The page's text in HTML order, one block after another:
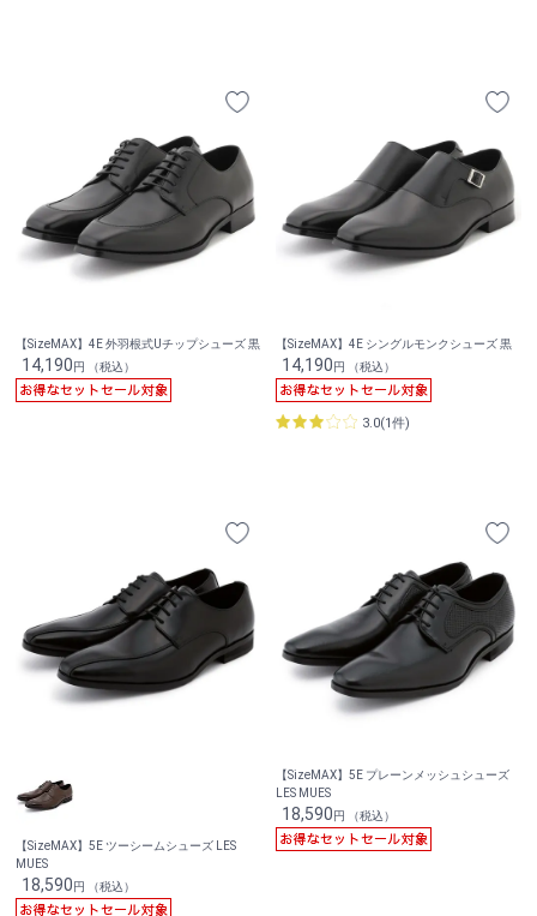
【SizeMAX】4E 外羽根式Uチップシューズ 黒
14,190円 （税込）
【SizeMAX】4E シングルモンクシューズ 黒
14,190円 （税込）
3.0(1件)
【SizeMAX】5E ツーシームシューズ LES
MUES
18,590円 （税込）
【SizeMAX】5E プレーンメッシュシューズ
LES MUES
18,590円 （税込）